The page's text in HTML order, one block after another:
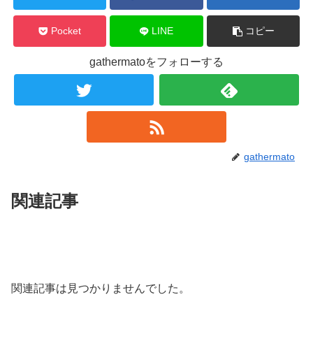
Pocket LINE コピー
gathermatoをフォローする
gathermato
関連記事
関連記事は見つかりませんでした。